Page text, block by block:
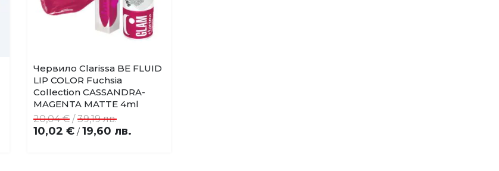
Червило Clarissa BE FLUID
LIP COLOR Fuchsia
Collection CASSANDRA-
MAGENTA MATTE 4ml
10,02 € / 19,60 лв.
20,04 € /39,19 лв.